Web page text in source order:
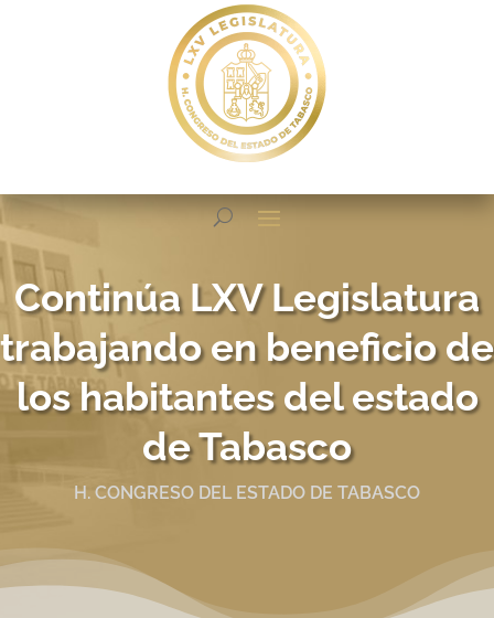
Continúa LXV Legislatura
trabajando en beneficio de
los habitantes del estado
de Tabasco
H. CONGRESO DEL ESTADO DE TABASCO